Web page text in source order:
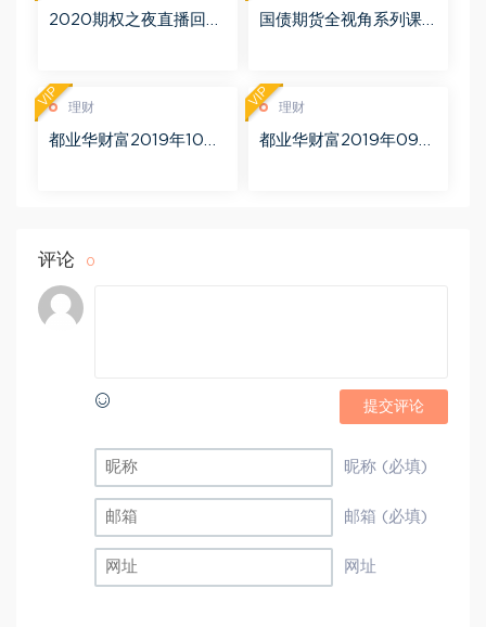
2020期权之夜直播回放
国债期货全视角系列课
理财
都业华财富2019年10月
VIP 理财
都业华财富2019年09月
VIP
评论 0
提交评论
昵称 (必填)
邮箱 (必填)
网址